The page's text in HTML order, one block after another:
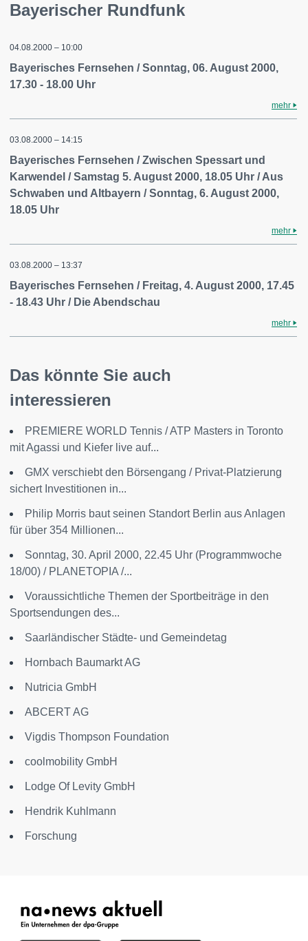
Bayerischer Rundfunk
04.08.2000 – 10:00
Bayerisches Fernsehen / Sonntag, 06. August 2000,
17.30 - 18.00 Uhr
mehr
03.08.2000 – 14:15
Bayerisches Fernsehen / Zwischen Spessart und
Karwendel / Samstag 5. August 2000, 18.05 Uhr / Aus
Schwaben und Altbayern / Sonntag, 6. August 2000,
18.05 Uhr
mehr
03.08.2000 – 13:37
Bayerisches Fernsehen / Freitag, 4. August 2000, 17.45
- 18.43 Uhr / Die Abendschau
mehr
Das könnte Sie auch
interessieren
PREMIERE WORLD Tennis / ATP Masters in Toronto
mit Agassi und Kiefer live auf...
GMX verschiebt den Börsengang / Privat-Platzierung
sichert Investitionen in...
Philip Morris baut seinen Standort Berlin aus Anlagen
für über 354 Millionen...
Sonntag, 30. April 2000, 22.45 Uhr (Programmwoche
18/00) / PLANETOPIA /...
Voraussichtliche Themen der Sportbeiträge in den
Sportsendungen des...
Saarländischer Städte- und Gemeindetag
Hornbach Baumarkt AG
Nutricia GmbH
ABCERT AG
Vigdis Thompson Foundation
coolmobility GmbH
Lodge Of Levity GmbH
Hendrik Kuhlmann
Forschung